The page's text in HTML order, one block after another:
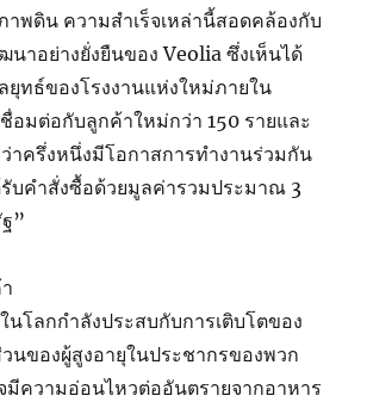
พดิน ความสำเร็จเหล่านี้สอดคล้องกับ
นาอย่างยั่งยืนของ Veolia ซึ่งเห็นได้
ยุทธ์ของโรงงานแห่งใหม่ภายใน
ชื่อมต่อกับลูกค้าใหม่กว่า 150 รายและ
ว่าครึ่งหนึ่งมีโอกาสการทำงานร่วมกัน
รับคำสั่งซื้อด้วยมูลค่ารวมประมาณ 3
”
นโลกกำลังประสบกับการเติบโตของ
นของผู้สูงอายุในประชากรของพวก
มีความอ่อนไหวต่ออันตรายจากอาหาร